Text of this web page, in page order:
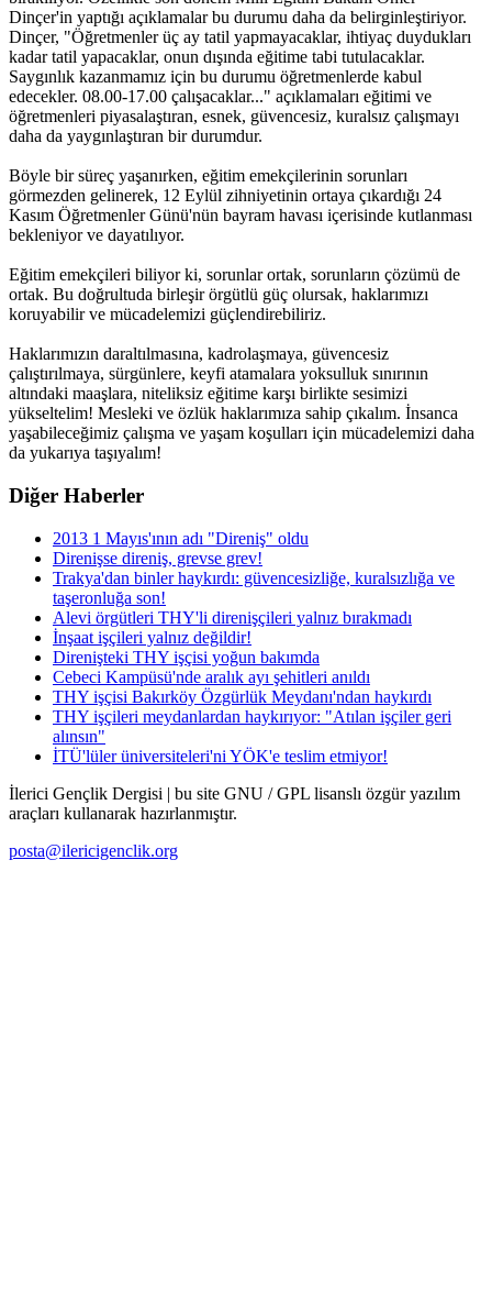
Dinçer'in yaptığı açıklamalar bu durumu daha da belirginleştiriyor.
Dinçer, "Öğretmenler üç ay tatil yapmayacaklar, ihtiyaç duydukları
kadar tatil yapacaklar, onun dışında eğitime tabi tutulacaklar.
Saygınlık kazanmamız için bu durumu öğretmenlerde kabul
edecekler. 08.00-17.00 çalışacaklar..." açıklamaları eğitimi ve
öğretmenleri piyasalaştıran, esnek, güvencesiz, kuralsız çalışmayı
daha da yaygınlaştıran bir durumdur.
Böyle bir süreç yaşanırken, eğitim emekçilerinin sorunları
görmezden gelinerek, 12 Eylül zihniyetinin ortaya çıkardığı 24
Kasım Öğretmenler Günü'nün bayram havası içerisinde kutlanması
bekleniyor ve dayatılıyor.
Eğitim emekçileri biliyor ki, sorunlar ortak, sorunların çözümü de
ortak. Bu doğrultuda birleşir örgütlü güç olursak, haklarımızı
koruyabilir ve mücadelemizi güçlendirebiliriz.
Haklarımızın daraltılmasına, kadrolaşmaya, güvencesiz
çalıştırılmaya, sürgünlere, keyfi atamalara yoksulluk sınırının
altındaki maaşlara, niteliksiz eğitime karşı birlikte sesimizi
yükseltelim! Mesleki ve özlük haklarımıza sahip çıkalım. İnsanca
yaşabileceğimiz çalışma ve yaşam koşulları için mücadelemizi daha
da yukarıya taşıyalım!
Diğer Haberler
2013 1 Mayıs'ının adı "Direniş" oldu
Direnişse direniş, grevse grev!
Trakya'dan binler haykırdı: güvencesizliğe, kuralsızlığa ve
taşeronluğa son!
Alevi örgütleri THY'li direnişçileri yalnız bırakmadı
İnşaat işçileri yalnız değildir!
Direnişteki THY işçisi yoğun bakımda
Cebeci Kampüsü'nde aralık ayı şehitleri anıldı
THY işçisi Bakırköy Özgürlük Meydanı'ndan haykırdı
THY işçileri meydanlardan haykırıyor: "Atılan işçiler geri
alınsın"
İTÜ'lüler üniversiteleri'ni YÖK'e teslim etmiyor!
İlerici Gençlik Dergisi | bu site GNU / GPL lisanslı özgür yazılım
araçları kullanarak hazırlanmıştır.
posta@ilericigenclik.org